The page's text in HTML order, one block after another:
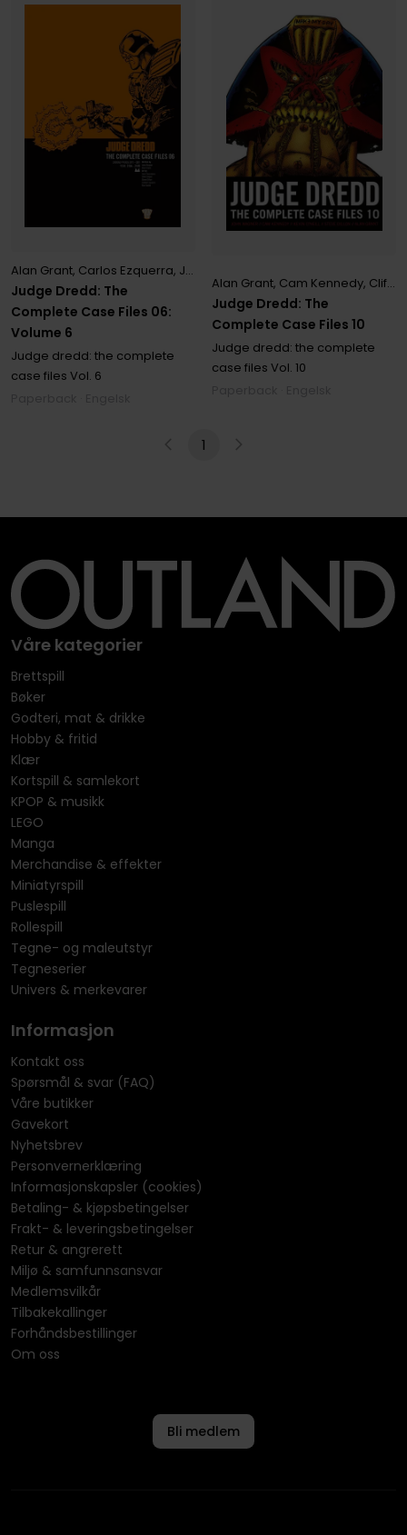
Judge Dredd: The
Complete Case Files 06:
Volume 6
Alan Grant, Carlos Ezquerra, John Cooper
Judge dredd: the complete
case files Vol. 6
Judge Dredd: The
Complete Case Files 10
Alan Grant, Cam Kennedy, Cliff Robinson
Judge dredd: the complete
case files Vol. 10
1
Våre kategorier
Brettspill
Bøker
Godteri, mat & drikke
Hobby & fritid
Klær
Kortspill & samlekort
KPOP & musikk
LEGO
Manga
Merchandise & effekter
Miniatyrspill
Puslespill
Rollespill
Tegne- og maleutstyr
Tegneserier
Univers & merkevarer
Informasjon
Kontakt oss
Spørsmål & svar (FAQ)
Våre butikker
Gavekort
Nyhetsbrev
Personvernerklæring
Informasjonskapsler (cookies)
Betaling- & kjøpsbetingelser
Frakt- & leveringsbetingelser
Retur & angrerett
Miljø & samfunnsansvar
Medlemsvilkår
Tilbakekallinger
Forhåndsbestillinger
Om oss
Bli medlem